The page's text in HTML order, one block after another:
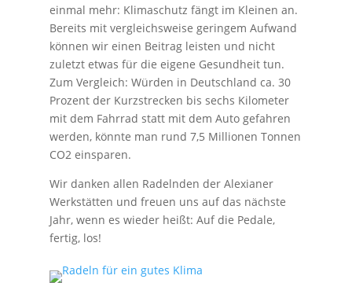
einmal mehr: Klimaschutz fängt im Kleinen an.
Bereits mit vergleichsweise geringem Aufwand
können wir einen Beitrag leisten und nicht
zuletzt etwas für die eigene Gesundheit tun.
Zum Vergleich: Würden in Deutschland ca. 30
Prozent der Kurzstrecken bis sechs Kilometer
mit dem Fahrrad statt mit dem Auto gefahren
werden, könnte man rund 7,5 Millionen Tonnen
CO2 einsparen.
Wir danken allen Radelnden der Alexianer
Werkstätten und freuen uns auf das nächste
Jahr, wenn es wieder heißt: Auf die Pedale,
fertig, los!